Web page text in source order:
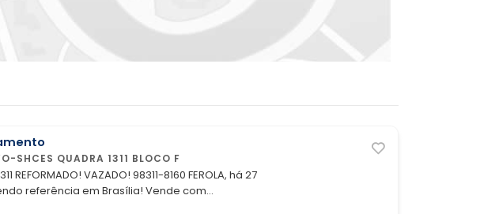
SHCES QUADRA 1311 BLOCO F
FEROLA, há 27
referência em Brasília! Vende com